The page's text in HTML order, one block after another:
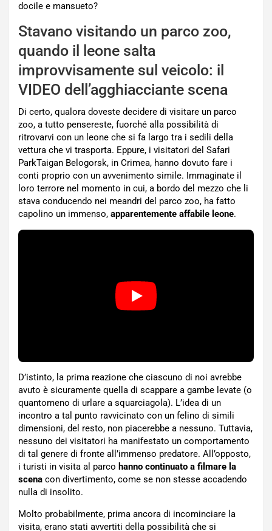
docile e mansueto?
Stavano visitando un parco zoo,
quando il leone salta
improvvisamente sul veicolo: il
VIDEO dell’agghiacciante scena
Di certo, qualora doveste decidere di visitare un parco
zoo, a tutto pensereste, fuorché alla possibilità di
ritrovarvi con un leone che si fa largo tra i sedili della
vettura che vi trasporta. Eppure, i visitatori del Safari
ParkTaigan Belogorsk, in Crimea, hanno dovuto fare i
conti proprio con un avvenimento simile. Immaginate il
loro terrore nel momento in cui, a bordo del mezzo che li
stava conducendo nei meandri del parco zoo, ha fatto
capolino un immenso, apparentemente affabile leone.
D’istinto, la prima reazione che ciascuno di noi avrebbe
avuto è sicuramente quella di scappare a gambe levate (o
quantomeno di urlare a squarciagola). L’idea di un
incontro a tal punto ravvicinato con un felino di simili
dimensioni, del resto, non piacerebbe a nessuno. Tuttavia,
nessuno dei visitatori ha manifestato un comportamento
di tal genere di fronte all’immenso predatore. All’opposto,
i turisti in visita al parco hanno continuato a filmare la
scena con divertimento, come se non stesse accadendo
nulla di insolito.
Molto probabilmente, prima ancora di incominciare la
visita, erano stati avvertiti della possibilità che si